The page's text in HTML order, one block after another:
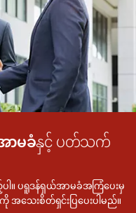
ာမခံနှင့် ပတ်သက်
ပရူဒန်ရှယ်အာမခံအကြံပေးမှ
အသေးစိတ်ရှင်းပြပေးပါမည်။